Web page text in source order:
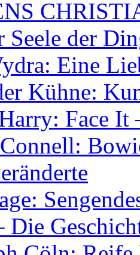
Seele der
Eine
Kühne:
Face
Die